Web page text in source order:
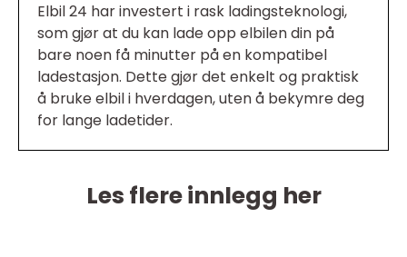
Elbil 24 har investert i rask ladingsteknologi,
som gjør at du kan lade opp elbilen din på
bare noen få minutter på en kompatibel
ladestasjon. Dette gjør det enkelt og praktisk
å bruke elbil i hverdagen, uten å bekymre deg
for lange ladetider.
Les flere innlegg her